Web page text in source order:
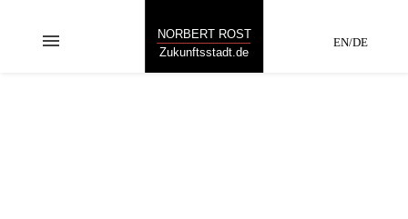
menu
Zukunftsstadt.de
NORBERT ROST
EN/DE